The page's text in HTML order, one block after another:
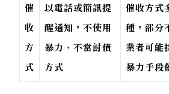
催
收
方
式
以電話或簡訊提
醒通知，不使用
暴力、不當討債
方式
催收方式
種，部分
業者可能
暴力手段